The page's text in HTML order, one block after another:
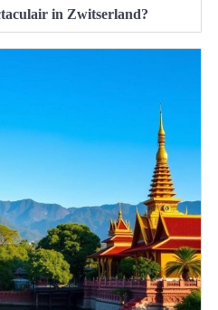
in Zwitserland?